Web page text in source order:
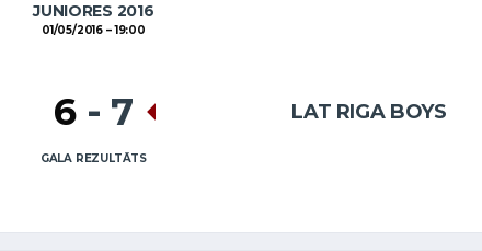
JUNIORES 2016
01/05/2016 19:00
LAT RIGA BOYS
6 - 7
GALA REZULTĀTS